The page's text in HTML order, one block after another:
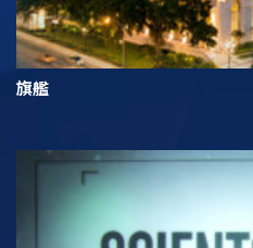
旗艦